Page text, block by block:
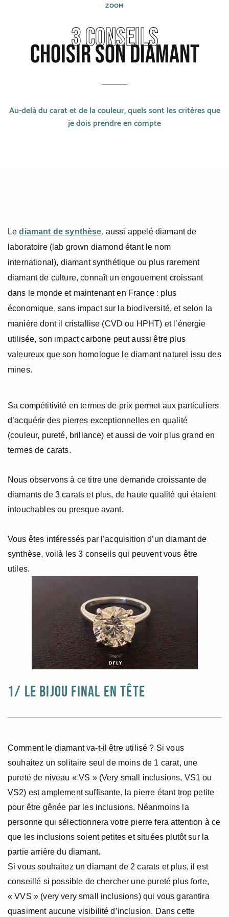
Bracelets
Platine
COLLECTIONS
L'Homme
Cobra
Oddity
Alcione
ZOOM
3 CONSEILS
CHOISIR SON DIAMANT
Au-delà du carat et de la couleur, quels sont les critères que
je dois prendre en compte
Lediamant de synthèse, aussi appelé diamant de
laboratoire (lab grown diamond étant le nom
international), diamant synthétique ou plus rarement
diamant de culture, connaît un engouement croissant
dans le monde et maintenant en France : plus
économique, sans impact sur la biodiversité, et selon la
manière dont il cristallise (CVD ou HPHT) et l’énergie
utilisée, son impact carbone peut aussi être plus
valeureux que son homologue le diamant naturel issu des
mines.
Sa compétitivité en termes de prix permet aux particuliers
d’acquérir des pierres exceptionnelles en qualité
(couleur, pureté, brillance) et aussi de voir plus grand en
termes de carats.
Nous observons à ce titre une demande croissante de
diamants de 3 carats et plus, de haute qualité qui étaient
intouchables ou presque avant.
Vous êtes intéressés par l’acquisition d’un diamant de
synthèse, voilà les 3 conseils qui peuvent vous être
utiles.
1/ LE BIJOU FINAL EN TÊTE
Comment le diamant va-t-il être utilisé ? Si vous
souhaitez un solitaire seul de moins de 1 carat, une
pureté de niveau « VS » (Very small inclusions, VS1 ou
VS2) est amplement suffisante, la pierre étant trop petite
pour être gênée par les inclusions. Néanmoins la
personne qui sélectionnera votre pierre fera attention à ce
que les inclusions soient petites et situées plutôt sur la
partie arrière du diamant.
Si vous souhaitez un diamant de 2 carats et plus, il est
conseillé si possible de chercher une pureté plus forte,
« VVS » (very very small inclusions) qui vous garantira
quasiment aucune visibilité d’inclusion. Dans cette